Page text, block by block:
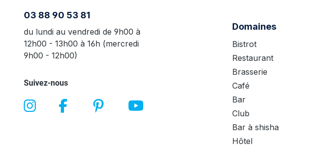
03 88 90 53 81
du lundi au vendredi de 9h00 à
12h00 - 13h00 à 16h (mercredi
9h00 - 12h00)
Suivez-nous
Domaines
Bistrot
Restaurant
Brasserie
Café
Bar
Club
Bar à shisha
Hôtel